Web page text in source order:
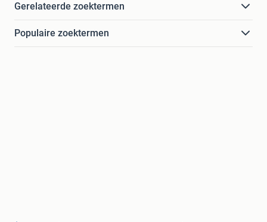
Gerelateerde zoektermen
Populaire zoektermen